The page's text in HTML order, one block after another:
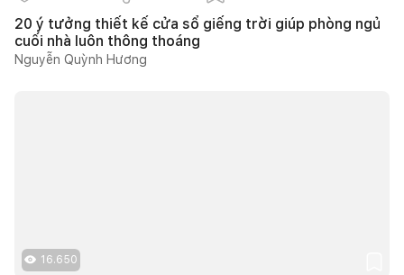
20 ý tưởng thiết kế cửa sổ giếng trời giúp phòng ngủ
cuối nhà luôn thông thoáng
Nguyễn Quỳnh Hương
16.650